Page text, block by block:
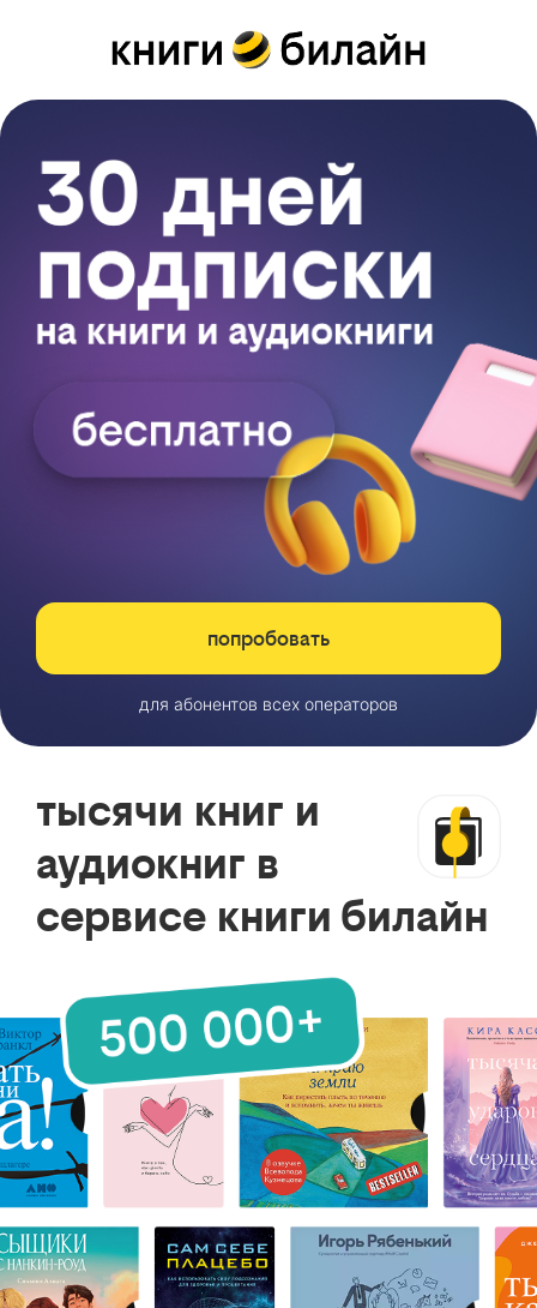
попробовать
для абонентов всех операторов
тысячи книг и
аудиокниг в
сервисе книги билайн